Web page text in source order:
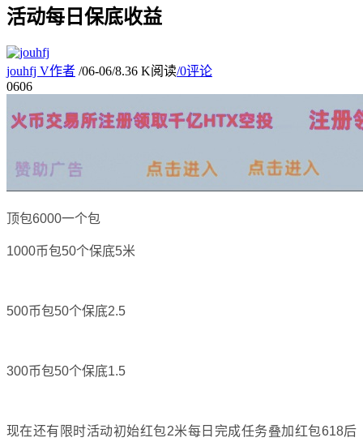
活动每日保底收益
jouhfj V作者 /06-06/8.36 K阅读/0评论
0606
顶包6000一个包
1000币包50个保底5米
500币包50个保底2.5
300币包50个保底1.5
现在还有限时活动初始红包2米每日完成任务叠加红包618后